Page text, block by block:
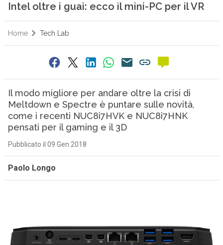
Intel oltre i guai: ecco il mini-PC per il VR
Home Tech Lab
Il modo migliore per andare oltre la crisi di
Meltdown e Spectre è puntare sulle novità,
come i recenti NUC8i7HVK e NUC8i7HNK
pensati per il gaming e il 3D
Pubblicato il 09 Gen 2018
Paolo Longo